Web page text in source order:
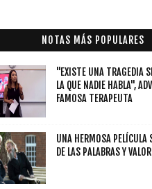
NOTAS MÁS POPULARES
"EXISTE UNA TRAGEDIA
LA QUE NADIE HABLA",
FAMOSA TERAPEUTA
UNA HERMOSA PELÍCULA
DE LAS PALABRAS Y